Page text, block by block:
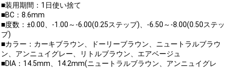
■装用期間：1日使い捨て
■BC：8.6mm
■度数：±0.00、-1.00～-6.00(0.25ステップ)、-6.50～-8.00(0.50ステッ
プ)
■カラー：カーキブラウン、ドーリーブラウン、ニュートラルブラウ
ン、アンニュイグレー、リトルブラウン、エアベージュ
■DIA：14.5mm、14.2mm(ニュートラルブラウン、アンニュイグレ